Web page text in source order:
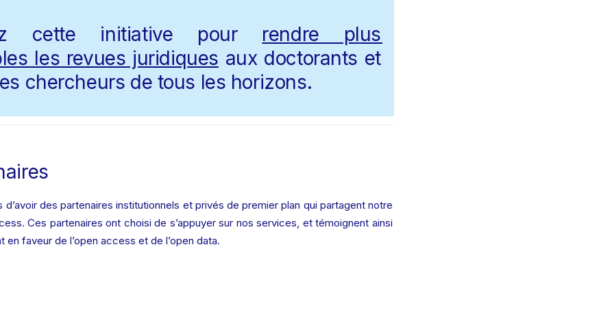
cette initiative pour rendre plus
les revues juridiques aux doctorants et
chercheurs de tous les horizons.
des partenaires institutionnels et privés de premier plan qui partagent notre
Ces partenaires ont choisi de s’appuyer sur nos services, et témoignent ainsi
en faveur de l’open access et de l’open data.